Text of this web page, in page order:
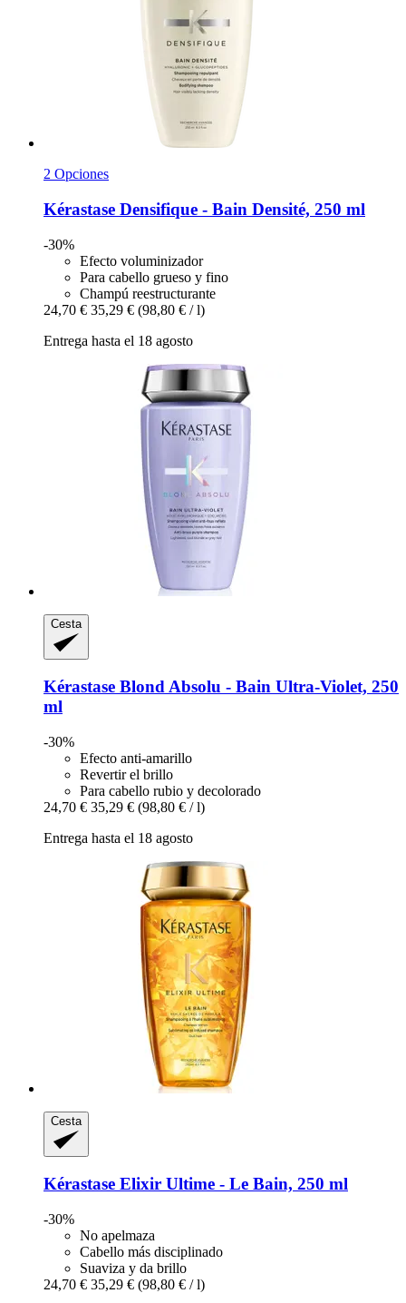
2 Opciones
Kérastase Densifique -​ Bain Densité, 250 ml
-30%
Efecto voluminizador
Para cabello grueso y fino
Champú reestructurante
24,70 € 35,29 € (98,80 € / l)
Entrega hasta el 18 agosto
Cesta
Kérastase Blond Absolu -​ Bain Ultra-​Violet, 250
ml
-30%
Efecto anti-amarillo
Revertir el brillo
Para cabello rubio y decolorado
24,70 € 35,29 € (98,80 € / l)
Entrega hasta el 18 agosto
Cesta
Kérastase Elixir Ultime -​ Le Bain, 250 ml
-30%
No apelmaza
Cabello más disciplinado
Suaviza y da brillo
24,70 € 35,29 € (98,80 € / l)